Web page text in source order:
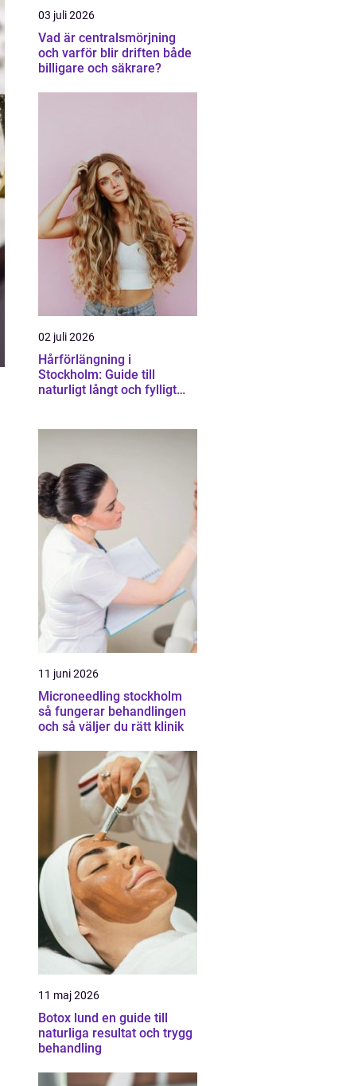
03 juli 2026
Vad är centralsmörjning
och varför blir driften både
billigare och säkrare?
02 juli 2026
Hårförlängning i
Stockholm: Guide till
naturligt långt och fylligt
11 juni 2026
Microneedling stockholm
så fungerar behandlingen
och så väljer du rätt klinik
11 maj 2026
Botox lund en guide till
naturliga resultat och trygg
behandling